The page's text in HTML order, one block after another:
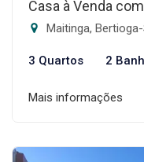
Casa à Venda
Maitinga, Bertioga-
3 Quartos 2
Mais informações